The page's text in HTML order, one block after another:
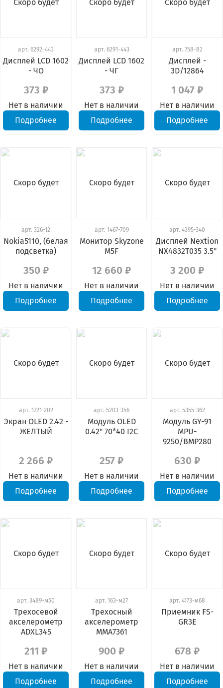
Скоро будет
арт. 6292-443
Дисплей LCD 1602
- ЧО
373 ₽
Нет в наличии
Подробнее
Скоро будет
арт. 6291-443
Дисплей LCD 1602
- ЧГ
373 ₽
Нет в наличии
Подробнее
Скоро будет
арт. 758-82
Дисплей -
3D/12864
1 047 ₽
Нет в наличии
Подробнее
Скоро будет
арт. 326-12
Nokia5110, (белая
подсветка)
350 ₽
Нет в наличии
Подробнее
Скоро будет
арт. 1467-709
Монитор Skyzone
M5F
12 660 ₽
Нет в наличии
Подробнее
Скоро будет
арт. 4395-340
Дисплей Nextion
NX4832T035 3.5"
3 200 ₽
Нет в наличии
Подробнее
Скоро будет
арт. 1721-202
Экран OLED 2.42 -
ЖЕЛТЫЙ
2 266 ₽
Нет в наличии
Подробнее
Скоро будет
арт. 5203-356
Модуль OLED
0.42" 70*40 I2C
257 ₽
Нет в наличии
Подробнее
Скоро будет
арт. 5355-362
Модуль GY-91
MPU-
9250/BMP280
630 ₽
Нет в наличии
Подробнее
Скоро будет
арт. 3489-м50
Трехосевой
акселерометр
ADXL345
211 ₽
Нет в наличии
Подробнее
Скоро будет
арт. 163-м27
Трехосный
акселерометр
MMA7361
900 ₽
Нет в наличии
Подробнее
Скоро будет
арт. 4173-м68
Приемник FS-
GR3E
678 ₽
Нет в наличии
Подробнее